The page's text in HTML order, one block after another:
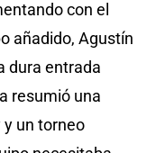
con el
añadido, Agustín
dura entrada
resumió una
y un torneo